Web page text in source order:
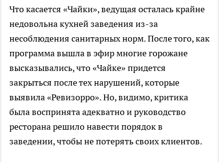
Что касается «Чайки», ведущая осталась крайне
недовольна кухней заведения из-за
несоблюдения санитарных норм. После того, как
программа вышла в эфир многие горожане
высказывались, что «Чайке» придется
закрыться после тех нарушений, которые
выявила «Ревизорро». Но, видимо, критика
была воспринята адекватно и руководство
ресторана решило навести порядок в
заведении, чтобы не потерять своих клиентов.